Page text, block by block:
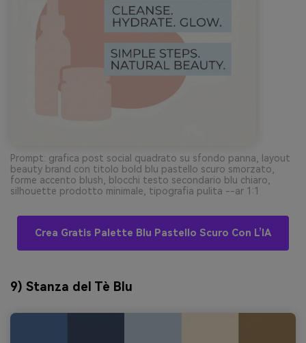
Prompt: grafica post social quadrato su sfondo panna, layout
beauty brand con titolo bold blu pastello scuro smorzato,
forme accento blush, blocchi testo secondario blu chiaro,
silhouette prodotto minimale, tipografia pulita --ar 1:1
Crea Gratis Palette Blu Pastello Scuro Con L’IA
9) Stanza del Tè Blu